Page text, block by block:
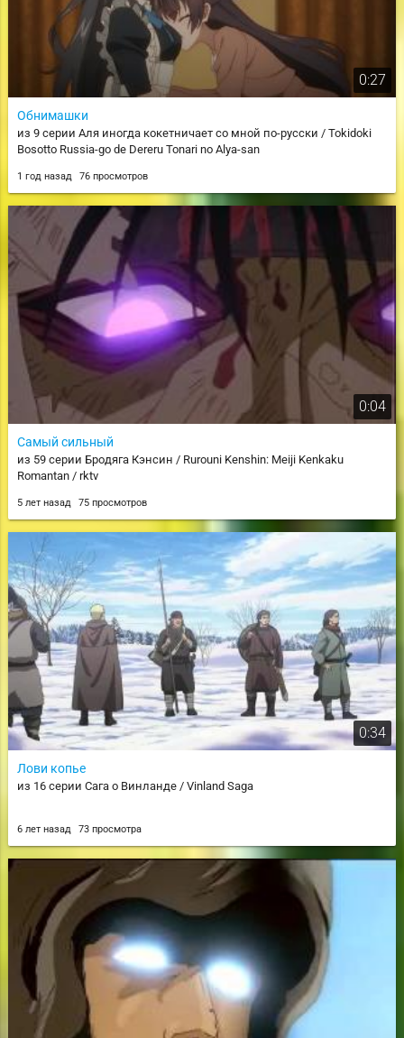
0:27
Обнимашки
из 9 серии Аля иногда кокетничает со мной по-русски / Tokidoki
Bosotto Russia-go de Dereru Tonari no Alya-san
1 год назад 76 просмотров
0:04
Самый сильный
из 59 серии Бродяга Кэнсин / Rurouni Kenshin: Meiji Kenkaku
Romantan / rktv
5 лет назад 75 просмотров
0:34
Лови копье
из 16 серии Сага о Винланде / Vinland Saga
6 лет назад 73 просмотра